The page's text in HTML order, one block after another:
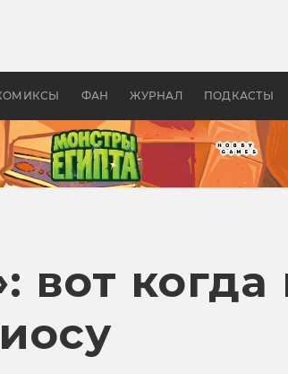
ФАН ЖУРНАЛ ПОДКАСТЫ
—
бы «Властелина колец»
вот